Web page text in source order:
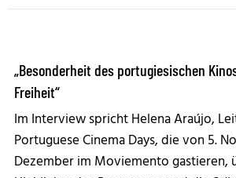
„Besonderheit des portugiesischen
Freiheit“
Im Interview spricht Helena Araújo,
Portuguese Cinema Days, die von 5.
Dezember im Moviemento gastieren,